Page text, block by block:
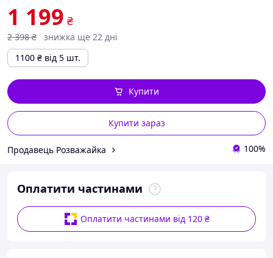
1 199 ₴
2 398 ₴
знижка ще 22 дні
1100 ₴ від 5 шт.
Купити зараз
Купити
Продавець Розважайка 100%
Оплатити частинами
Оплатити частинами від 120 ₴